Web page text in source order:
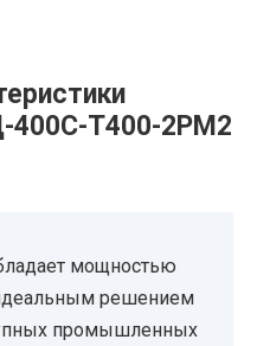
400С-Т400-2РМ2
мощностью
решением
промышленных